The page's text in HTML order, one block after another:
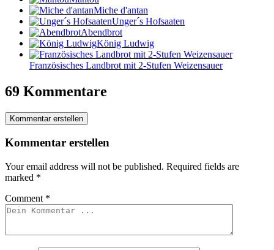
Miche d'antan
Unger´s Hofsaaten
Abendbrot
König Ludwig
Französisches Landbrot mit 2-Stufen Weizensauer
69 Kommentare
Kommentar erstellen
Kommentar erstellen
Your email address will not be published. Required fields are
marked *
Comment *